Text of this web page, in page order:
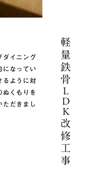
軽量鉄骨
L
D
K
改修工事
ダイニング
になってい
るように対
ぬくもりを
ただきまし